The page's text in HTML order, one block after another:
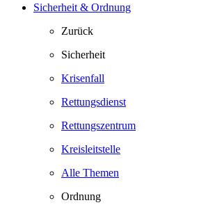
Sicherheit & Ordnung
Zurück
Sicherheit
Krisenfall
Rettungsdienst
Rettungszentrum
Kreisleitstelle
Alle Themen
Ordnung